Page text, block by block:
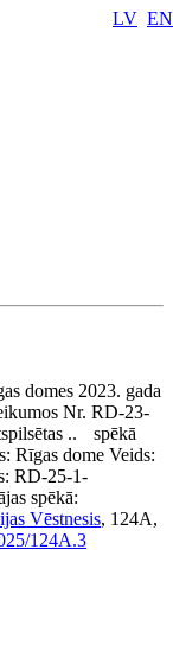
LV EN
domes 2023. gada
Nr. RD-23-
..
spēkā
Rīgas dome Veids:
RD-25-1-
spēkā:
Vēstnesis, 124A,
124A.3